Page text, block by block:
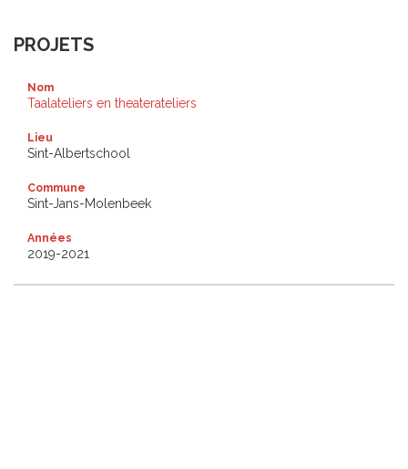
PROJETS
Nom
Taalateliers en theaterateliers
Lieu
Sint-Albertschool
Commune
Sint-Jans-Molenbeek
Années
2019-2021